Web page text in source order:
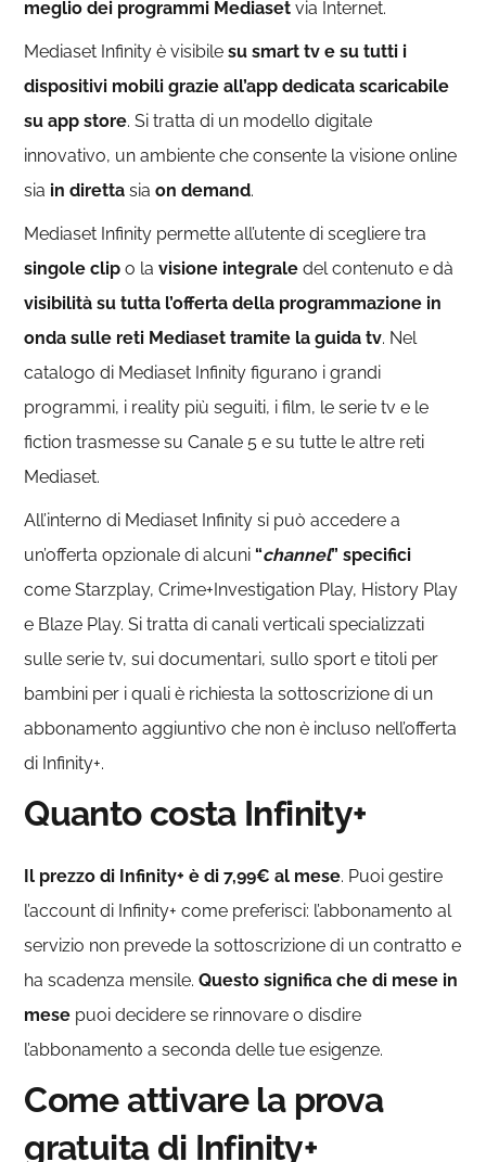
meglio dei programmi Mediaset via Internet.
Mediaset Infinity è visibilesu smart tv e su tutti i
dispositivi mobili grazie all’app dedicata scaricabile
su app store. Si tratta di un modello digitale
innovativo, un ambiente che consente la visione online
sia in diretta siaon demand.
Mediaset Infinity permette all’utente di scegliere tra
singole clip o la visione integrale del contenuto e dà
visibilità su tutta l’offerta della programmazione in
onda sulle reti Mediaset tramite la guida tv. Nel
catalogo di Mediaset Infinity figurano i grandi
programmi, i reality più seguiti, i film, le serie tv e le
fiction trasmesse su Canale 5 e su tutte le altre reti
Mediaset.
All’interno di Mediaset Infinity si può accedere a
un’offerta opzionale di alcuni “channel” specifici
come Starzplay, Crime+Investigation Play, History Play
e Blaze Play. Si tratta di canali verticali specializzati
sulle serie tv, sui documentari, sullo sport e titoli per
bambini per i quali è richiesta la sottoscrizione di un
abbonamento aggiuntivo che non è incluso nell’offerta
di Infinity+.
Quanto costa Infinity+
Il prezzo di Infinity+ è di 7,99€ al mese. Puoi gestire
l’account di Infinity+ come preferisci: l’abbonamento al
servizio non prevede la sottoscrizione di un contratto e
ha scadenza mensile. Questo significa che di mese in
mese puoi decidere se rinnovare o disdire
l’abbonamento a seconda delle tue esigenze.
Come attivare la prova
gratuita di Infinity+